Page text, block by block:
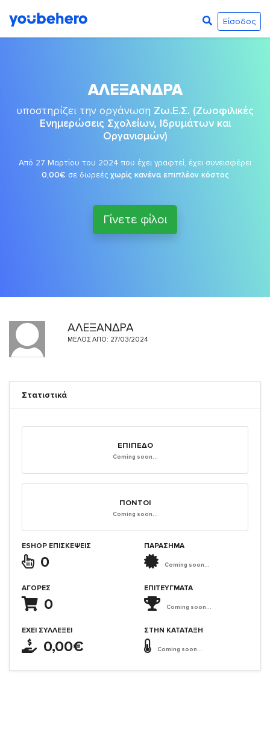
Είσοδος
ΑΛΕΞΑΝΔΡΑ
υποστηρίζει την οργάνωση Ζω.Ε.Σ. (Ζωοφιλικές
Ενημερώσεις Σχολείων, Ιδρυμάτων και
Οργανισμών)
Από 27 Μαρτίου του 2024 που έχει γραφτεί, έχει συνεισφέρει
0,00€ σε δωρεές χωρίς κανένα επιπλέον κόστος
Γίνετε φίλοι
ΑΛΕΞΑΝΔΡΑ
ΜΈΛΟΣ ΑΠΌ: 27/03/2024
Στατιστικά
ΕΠΊΠΕΔΟ
Coming soon...
ΠΌΝΤΟΙ
Coming soon...
ESHOP ΕΠΙΣΚΈΨΕΙΣ
0
ΑΓΟΡΈΣ
0
ΈΧΕΙ ΣΥΛΛΈΞΕΙ
0,00€
ΠΑΡΑΣΗΜΑ
Coming soon...
ΕΠΙΤΕΎΓΜΑΤΑ
Coming soon...
ΣΤΗΝ ΚΑΤΆΤΑΞΗ
Coming soon...